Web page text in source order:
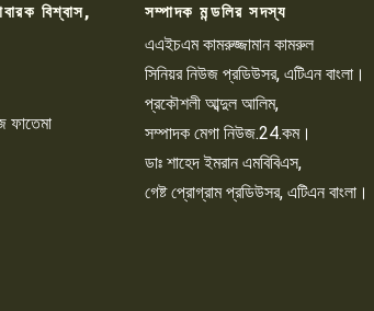
বিশ্বাস,
ফাতেমা
সম্পাদক মন্ডলির সদস্য
এএইচএম কামরুজ্জামান কামরুল
সিনিয়র নিউজ প্রডিউসর, এটিএন বাংলা।
প্রকৌশলী আব্দুল আলিম,
সম্পাদক মেগা নিউজ.24.কম।
ডাঃ শাহেদ ইমরান এমবিবিএস,
গেষ্ট প্রোগ্রাম প্রডিউসর, এটিএন বাংলা।